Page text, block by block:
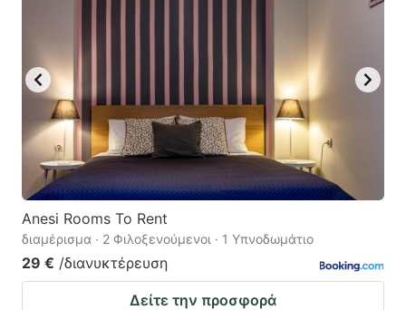
Anesi Rooms To Rent
διαμέρισμα · 2 Φιλοξενούμενοι · 1 Υπνοδωμάτιο
29 € /διανυκτέρευση
Δείτε την προσφορά